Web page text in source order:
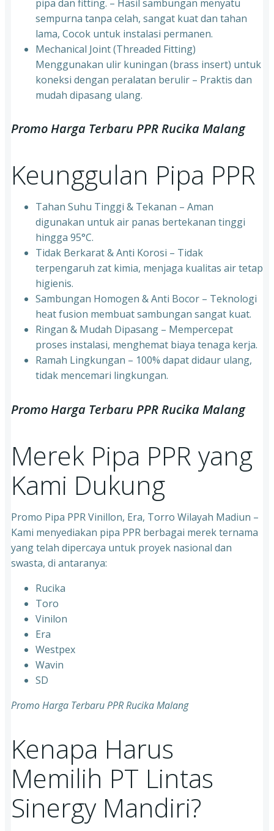
pipa dan fitting. – Hasil sambungan menyatu
sempurna tanpa celah, sangat kuat dan tahan
lama, Cocok untuk instalasi permanen.
⁠Mechanical Joint (Threaded Fitting)
Menggunakan ulir kuningan (brass insert) untuk
koneksi dengan peralatan berulir – Praktis dan
mudah dipasang ulang.
Promo Harga Terbaru PPR Rucika Malang
Keunggulan Pipa PPR
Tahan Suhu Tinggi & Tekanan – Aman
digunakan untuk air panas bertekanan tinggi
hingga 95°C.
⁠Tidak Berkarat & Anti Korosi – Tidak
terpengaruh zat kimia, menjaga kualitas air tetap
higienis.
⁠Sambungan Homogen & Anti Bocor – Teknologi
heat fusion membuat sambungan sangat kuat.
⁠Ringan & Mudah Dipasang – Mempercepat
proses instalasi, menghemat biaya tenaga kerja.
⁠Ramah Lingkungan – 100% dapat didaur ulang,
tidak mencemari lingkungan.
Promo Harga Terbaru PPR Rucika Malang
Merek Pipa PPR yang
Kami Dukung
Promo Pipa PPR Vinillon, Era, Torro Wilayah Madiun –
Kami menyediakan pipa PPR berbagai merek ternama
yang telah dipercaya untuk proyek nasional dan
swasta, di antaranya:
Rucika
⁠Toro
⁠Vinilon
⁠Era
⁠Westpex
⁠Wavin
⁠SD
Promo Harga Terbaru PPR Rucika Malang
Kenapa Harus
Memilih PT Lintas
Sinergy Mandiri?